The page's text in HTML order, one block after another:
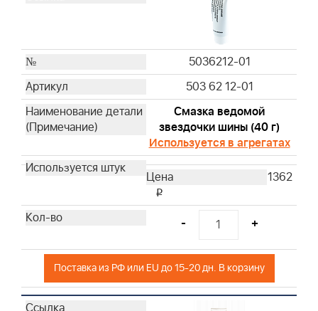
799579M
5036212-01
503 62 12-01
Смазка ведомой
звездочки шины (40 г)
Используется в агрегатах
1362
i
- +
Поставка из РФ или EU до 15-20 дн. В корзину